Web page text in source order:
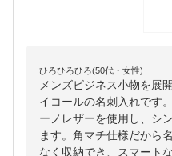
ひろひろひろ(50代・女性)
メンズビジネス小物を展
イコールの名刺入れです
ーノレザーを使用し、シ
ます。角マチ仕様だから
なく収納でき、スマート